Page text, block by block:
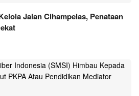
Jalan Cihampelas, Penataan